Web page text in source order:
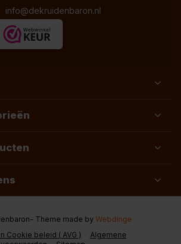
info@dekruidenbaron.nl
Cookie beleid ( AVG )
Algemene
- Theme made by Webdinge